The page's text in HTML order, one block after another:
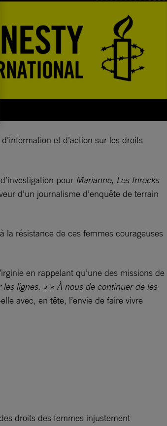
et d’action sur les droits
pour Marianne, Les Inrocks
d’un journalisme d’enquête de terrain
résistance de ces femmes courageuses
en rappelant qu’une des missions de
lignes. » « À nous de continuer de les
avec, en tête, l’envie de faire vivre
droits des femmes injustement